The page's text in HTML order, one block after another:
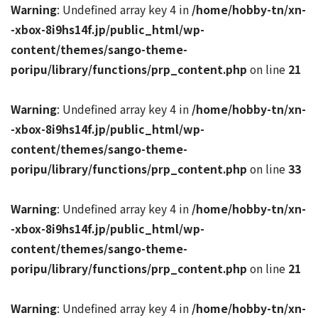
Warning: Undefined array key 4 in /home/hobby-tn/xn-
-xbox-8i9hs14f.jp/public_html/wp-
content/themes/sango-theme-
poripu/library/functions/prp_content.php on line 21
Warning: Undefined array key 4 in /home/hobby-tn/xn-
-xbox-8i9hs14f.jp/public_html/wp-
content/themes/sango-theme-
poripu/library/functions/prp_content.php on line33
Warning: Undefined array key 4 in /home/hobby-tn/xn-
-xbox-8i9hs14f.jp/public_html/wp-
content/themes/sango-theme-
poripu/library/functions/prp_content.php on line 21
Warning: Undefined array key 4 in /home/hobby-tn/xn-